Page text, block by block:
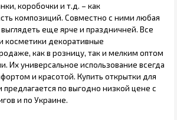
коробочки и т.д. – как
композиций. Совместно с ними любая
еще ярче и праздничней. Все
косметики декоративные
как в розницу, так и мелким оптом
Их универсальное использование всегда
и красотой. Купить открытки для
по выгодно низкой цене с
и по Украине.